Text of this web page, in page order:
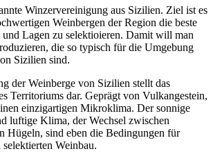
Winzervereinigung aus Sizilien. Ziel ist es
Weinbergen der Region die beste
Lagen zu selektioieren. Damit will man
die so typisch für die Umgebung
Sizilien sind.
der Weinberge von Sizilien stellt das
Territoriums dar. Geprägt von Vulkangestein,
einzigartigen Mikroklima. Der sonnige
luftige Klima, der Wechsel zwischen
Hügeln, sind eben die Bedingungen für
Weinbau.